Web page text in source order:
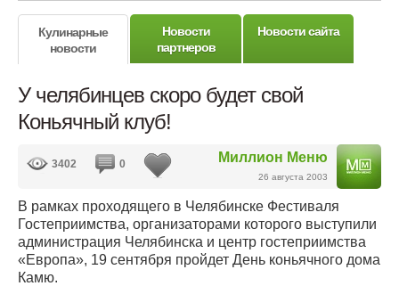
Кулинарные
новости
Новости
партнеров
Новости сайта
У челябинцев скоро будет свой
Коньячный клуб!
Миллион Меню
26 августа 2003
3402 0
В рамках проходящего в Челябинске Фестиваля
Гостеприимства, организаторами которого выступили
администрация Челябинска и центр гостеприимства
«Европа», 19 сентября пройдет День коньячного дома
Камю.